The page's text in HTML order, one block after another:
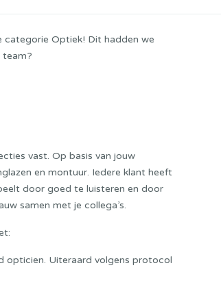
categorie Optiek! Dit hadden we
team?
vast. Op basis van jouw
en montuur. Iedere klant heeft
door goed te luisteren en door
samen met je collega’s.
opticien. Uiteraard volgens protocol